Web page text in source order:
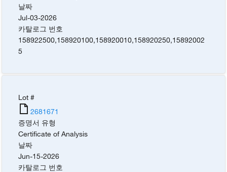
날짜
Jul-03-2026
카탈로그 번호
158922500,158920100,158920010,158920250,15892002
5
Lot #
2681671
증명서 유형
Certificate of Analysis
날짜
Jun-15-2026
카탈로그 번호